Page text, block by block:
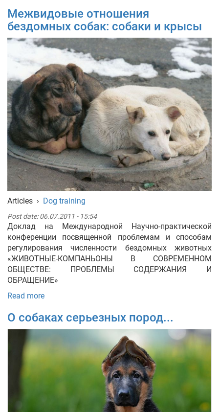
Межвидовые отношения
бездомных собак: собаки и крысы
Articles › Dog training
Post date:06.07.2011 - 15:54
Доклад на Международной Научно-практической
конференции посвященной проблемам и способам
регулирования численности бездомных животных
«ЖИВОТНЫЕ-КОМПАНЬОНЫ В СОВРЕМЕННОМ
ОБЩЕСТВЕ: ПРОБЛЕМЫ СОДЕРЖАНИЯ И
ОБРАЩЕНИЕ»
Read more
О собаках серьезных пород...